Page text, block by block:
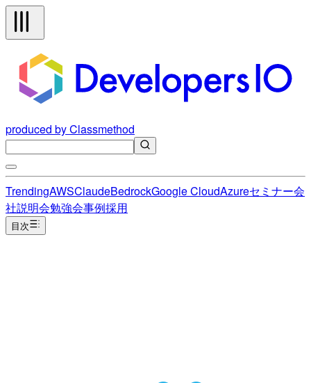
produced by Classmethod
TrendingAWSClaudeBedrockGoogle CloudAzureセミナー会
社説明会勉強会事例採用
目次